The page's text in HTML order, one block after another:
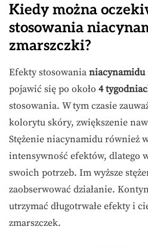
Kiedy można
stosowania
zmarszczki?
Efekty stosowania niacynamidu
pojawić się po około 4
stosowania. W tym czasie
kolorytu skóry, zwiększenie
Stężenie niacynamidu również
intensywność efektów, dlatego
swoich potrzeb. Im wyższe
zaobserwować działanie.
utrzymać długotrwałe efekty i
zmarszczek.